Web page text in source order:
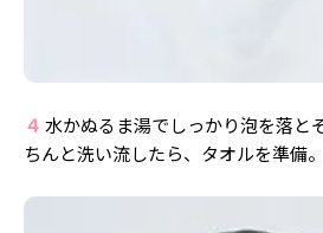
４ 水かぬるま湯でしっかり泡を落と
ちんと洗い流したら、タオルを準備。